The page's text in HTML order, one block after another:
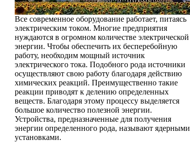
Все современное оборудование работает, питаясь
электрическим током. Многие предприятия
нуждаются в огромном количестве электрической
энергии. Чтобы обеспечить их бесперебойную
работу, необходим мощный источник
электрического тока. Подобного рода источники
осуществляют свою работу благодаря действию
химических реакций. Преимущественно такие
реакции приводят к делению определенных
веществ. Благодаря этому процессу выделяется
большое количество полезной энергии.
Устройства, предназначенные для получения
энергии определенного рода, называют ядерными
установками.